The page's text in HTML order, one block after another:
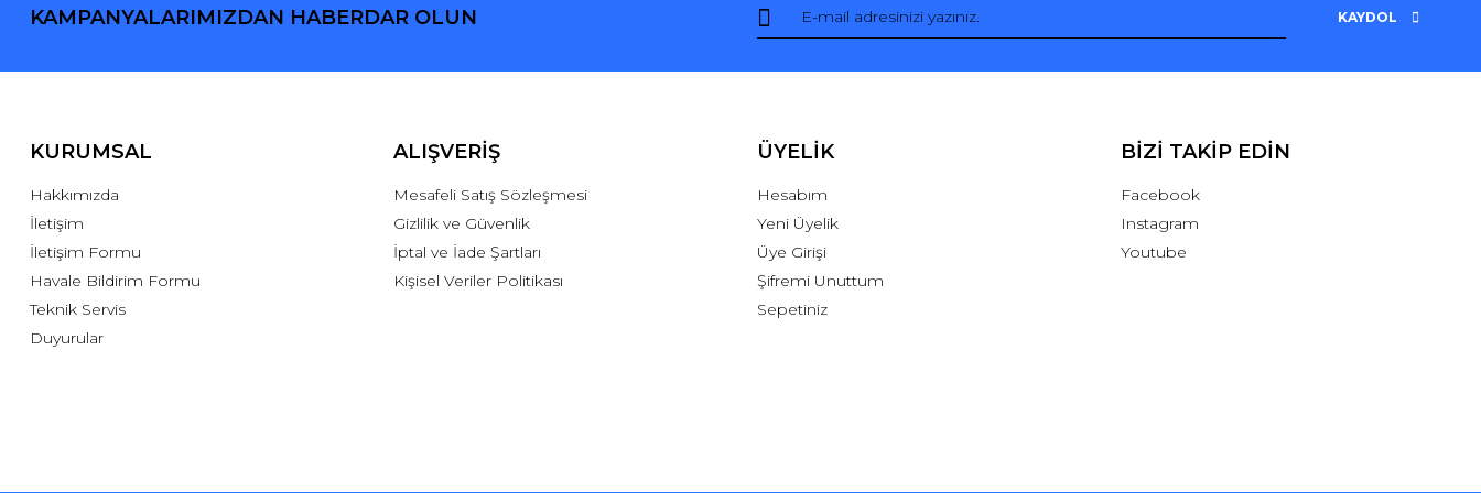
KAMPANYALARIMIZDAN HABERDAR OLUN KAYDOL
KURUMSAL
Hakkımızda
İletişim
İletişim Formu
Havale Bildirim Formu
Teknik Servis
Duyurular
ALIŞVERİŞ
Mesafeli Satış Sözleşmesi
Gizlilik ve Güvenlik
İptal ve İade Şartları
Kişisel Veriler Politikası
ÜYELİK
Hesabım
Yeni Üyelik
Üye Girişi
Şifremi Unuttum
Sepetiniz
BİZİ TAKİP EDİN
Facebook
Instagram
Youtube